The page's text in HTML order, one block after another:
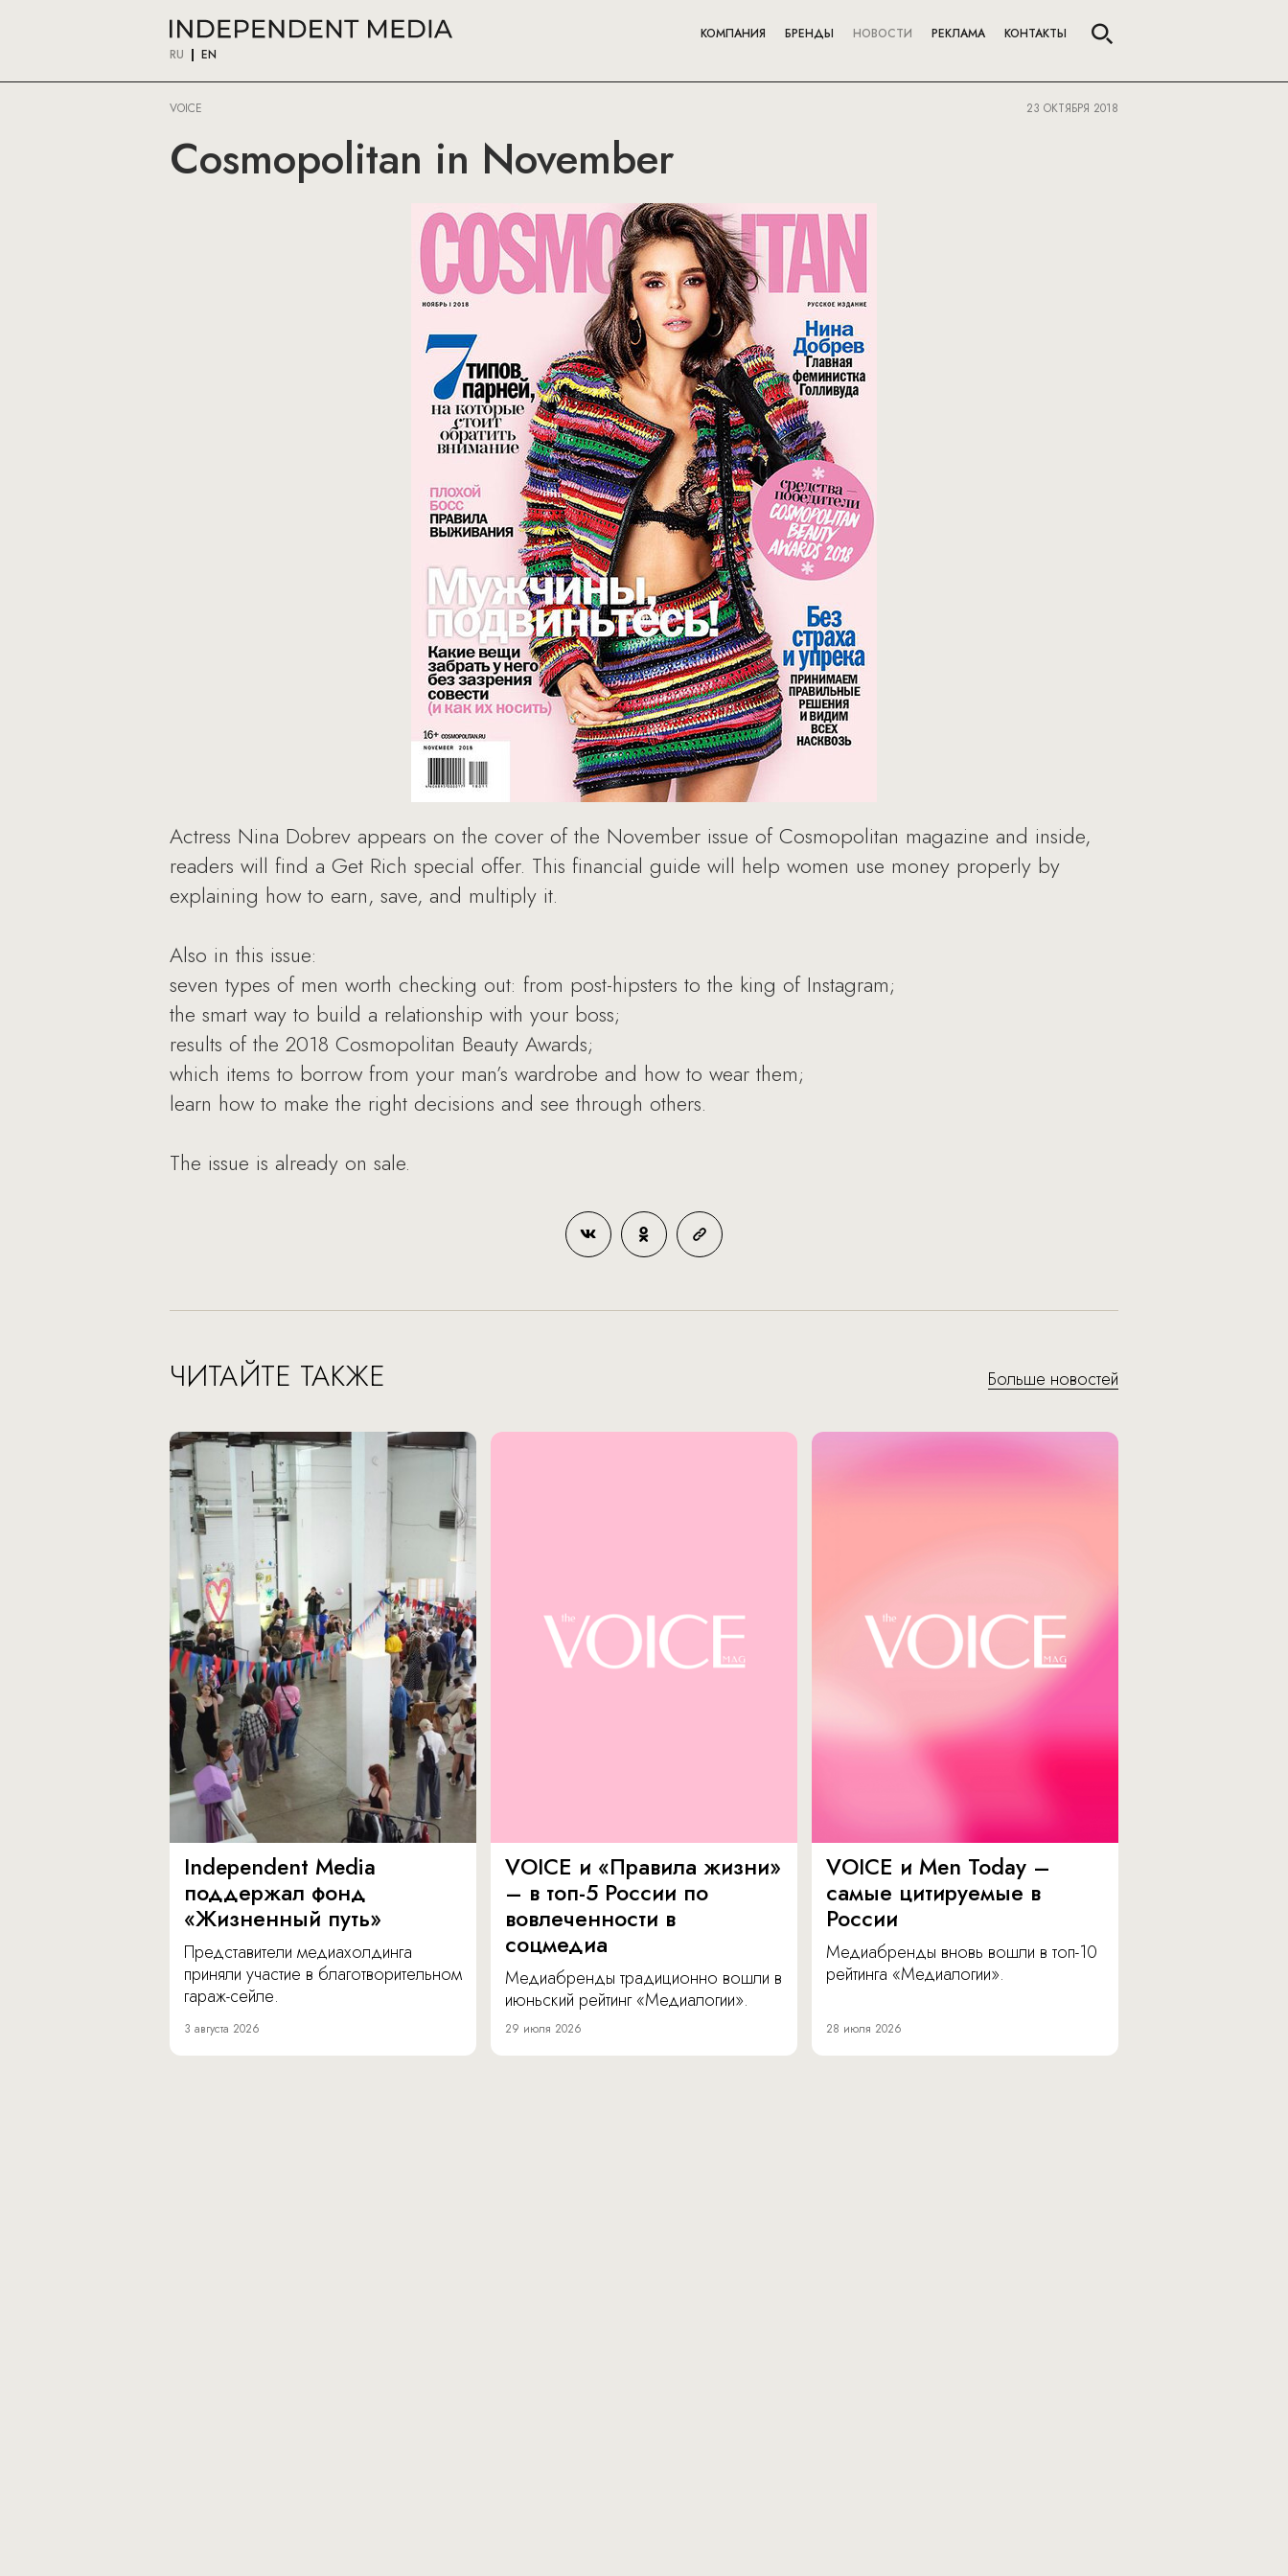
RU EN
КОМПАНИЯ БРЕНДЫ НОВОСТИ РЕКЛАМА КОНТАКТЫ
VOICE 23 ОКТЯБРЯ 2018
Cosmopolitan in November
Actress Nina Dobrev appears on the cover of the November issue of Cosmopolitan magazine and inside,
readers will find a Get Rich special offer. This financial guide will help women use money properly by
explaining how to earn, save, and multiply it.
Also in this issue:
seven types of men worth checking out: from post-hipsters to the king of Instagram;
the smart way to build a relationship with your boss;
results of the 2018 Cosmopolitan Beauty Awards;
which items to borrow from your man’s wardrobe and how to wear them;
learn how to make the right decisions and see through others.
The issue is already on sale.
ЧИТАЙТЕ ТАКЖЕ Больше новостей
Independent Media
поддержал фонд
«Жизненный путь»
Представители медиахолдинга
приняли участие в благотворительном
гараж-сейле.
3 августа 2026
VOICE и «Правила жизни»
– в топ-5 России по
вовлеченности в
соцмедиа
Медиабренды традиционно вошли в
июньский рейтинг «Медиалогии».
29 июля 2026
VOICE и Men Today –
самые цитируемые в
России
Медиабренды вновь вошли в топ-10
рейтинга «Медиалогии».
28 июля 2026